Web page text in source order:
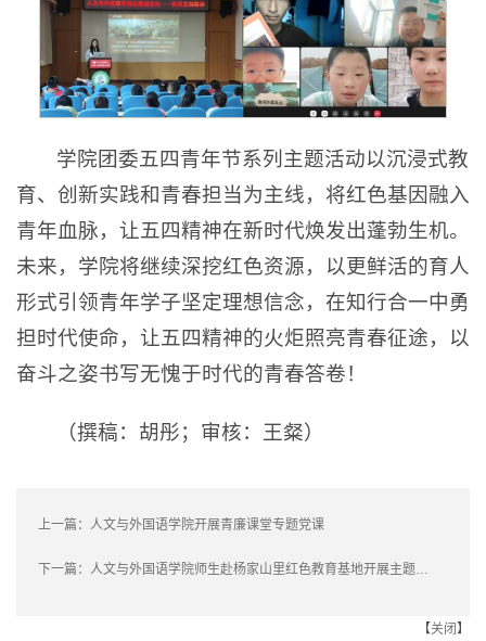
学院团委五四青年节系列主题活动以沉浸式教
育、创新实践和青春担当为主线，将红色基因融入
青年血脉，让五四精神在新时代焕发出蓬勃生机。
未来，学院将继续深挖红色资源，以更鲜活的育人
形式引领青年学子坚定理想信念，在知行合一中勇
担时代使命，让五四精神的火炬照亮青春征途，以
奋斗之姿书写无愧于时代的青春答卷！
（撰稿：胡彤；审核：王粲）
上一篇： 人文与外国语学院开展青廉课堂专题党课
下一篇： 人文与外国语学院师生赴杨家山里红色教育基地开展主题党日活动
【关闭 】